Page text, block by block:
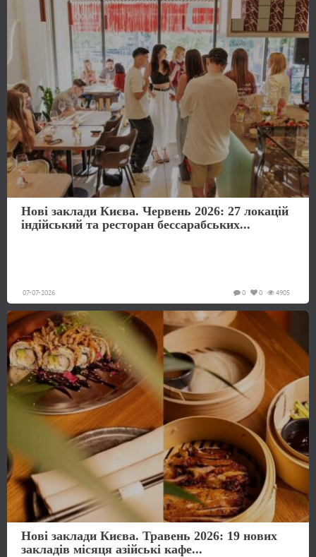
Нові заклади Києва. Червень 2026: 27 локацій
індійський та ресторан бессарабських...
07-07-2026 4905
0
0
Нові заклади Києва. Травень 2026: 19 нових
закладів місяця азійські кафе...